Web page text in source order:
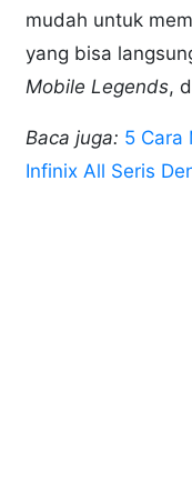
mudah untuk
yang bisa
Mobile Legends,
Baca juga: 5 Cara
Infinix All Seris